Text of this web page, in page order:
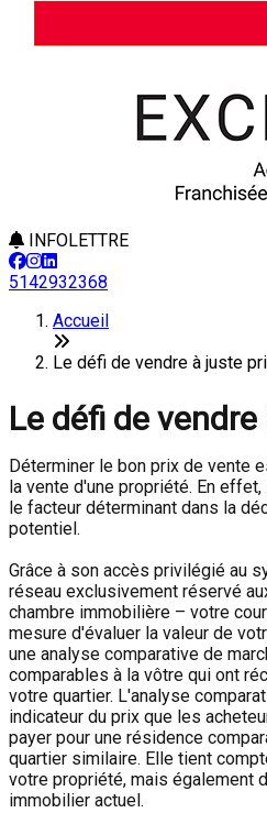
INFOLETTRE
5142932368
Accueil
Le défi de vendre à juste
Le défi de
Déterminer le bon prix de vente
la vente d'une propriété. En
le facteur déterminant dans la
potentiel.
Grâce à son accès privilégié au
réseau exclusivement réservé
chambre immobilière – votre
mesure d'évaluer la valeur de
une analyse comparative de
comparables à la vôtre qui ont
votre quartier. L'analyse
indicateur du prix que les
payer pour une résidence
quartier similaire. Elle tient
votre propriété, mais également
immobilier actuel.